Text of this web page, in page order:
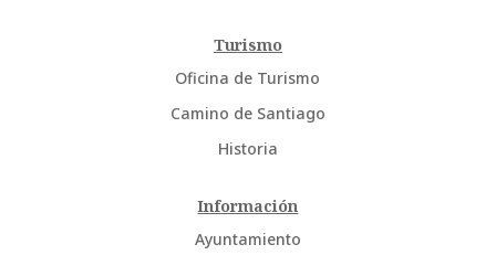
Turismo
Oficina de Turismo
Camino de Santiago
Historia
Información
Ayuntamiento